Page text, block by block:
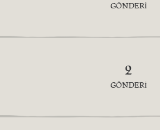
GÖNDERI
2
GÖNDERI